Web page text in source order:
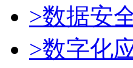
>数据安
>数字化